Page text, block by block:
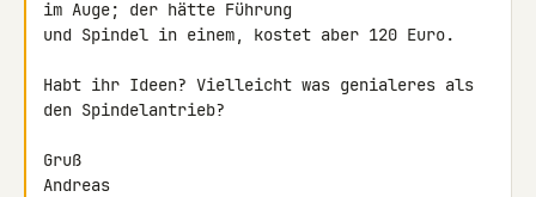
im Auge; der hätte Führung
und Spindel in einem, kostet aber 120 Euro.
Habt ihr Ideen? Vielleicht was genialeres als
den Spindelantrieb?
Gruß
Andreas